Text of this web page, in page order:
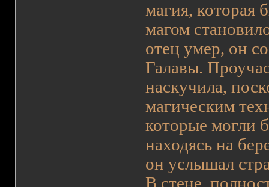
магия, которая
магом
отец умер, он
Галавы.
наскучила,
магическим
которые могли
находясь на
он услышал
В стене,